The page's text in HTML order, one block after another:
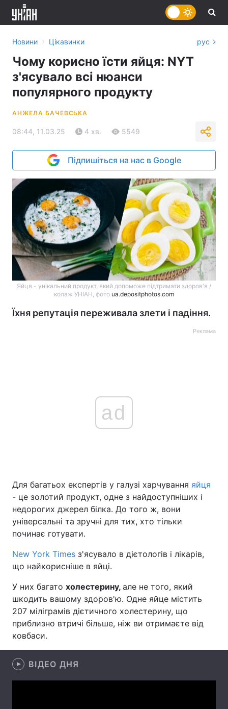
Головна Війна
Україна Політика
Спорт
Техно і зв'язок Лайт
Зброя Інциденти
Здоров'я
Цікавинки
Екологія Регіони
Новини › Цікавинки рус
Чому корисно їсти яйця: NYT
з'ясувало всі нюанси
популярного продукту
АНЖЕЛА БАЧЕВСЬКА
08:44, 11.03.25 4 хв. 5549
Підпишіться на нас в Google
Яйця - унікальний продукт, який допоможе підтримати здоров'я /
колаж УНІАН, фото ua.depositphotos.com
Їхня репутація переживала злети і падіння.
Реклама
ad
Для багатьох експертів у галузі харчування яйця
- це золотий продукт, одне з найдоступніших і
недорогих джерел білка. До того ж, вони
універсальні та зручні для тих, хто тільки
починає готувати.
New York Times з'ясувало в дієтологів і лікарів,
що найкорисніше в яйці.
У них багато холестерину, але не того, який
шкодить вашому здоров'ю. Одне яйце містить
207 міліграмів дієтичного холестерину, що
приблизно втричі більше, ніж ви отримаєте від
ковбаси.
ВІДЕО ДНЯ